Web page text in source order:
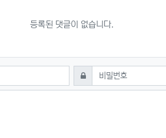
등록된 댓글이 없습니다.
비밀번호필수